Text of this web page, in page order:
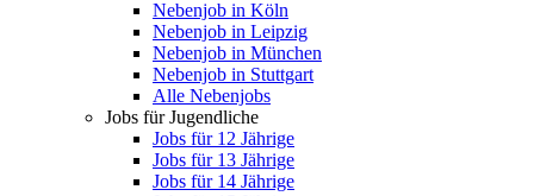
Nebenjob in Köln
Nebenjob in Leipzig
Nebenjob in München
Nebenjob in Stuttgart
Alle Nebenjobs
Jobs für Jugendliche
Jobs für 12 Jährige
Jobs für 13 Jährige
Jobs für 14 Jährige